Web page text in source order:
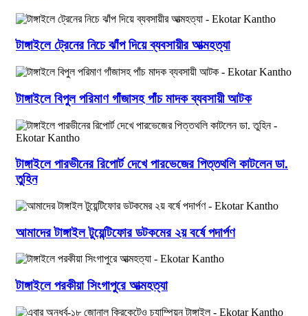
টাঙ্গাইলে ট্রেনের নিচে ঝাঁপ দিয়ে ব্যবসায়ীর আত্মহত্যা
টাঙ্গাইলে বিপুল পরিমাণ গাঁজাসহ পাঁচ মাদক ব্যবসায়ী আটক
টাঙ্গাইলে পারভীনের রিপোর্ট দেখে পারভেজের পিত্তথলি কাটলেন ডা.
তুহিন
আমাদের টাঙ্গাইল টুয়েন্টিফোর ডটকমের ২য় বর্ষে পদার্পণ
টাঙ্গাইলে পরকীয়া সিংগাপুরে আত্মহত্যা